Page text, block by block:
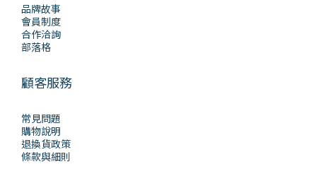
品牌故事
會員制度
合作洽詢
部落格
顧客服務
常見問題
購物說明
退換貨政策
條款與細則